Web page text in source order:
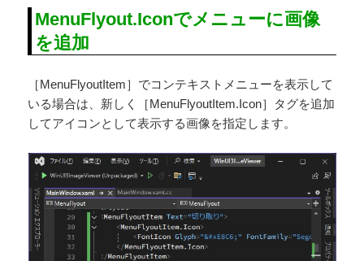
MenuFlyout.Iconでメニューに画像
を追加
［MenuFlyoutItem］でコンテキストメニューを表示して
いる場合は、新しく［MenuFlyoutItem.Icon］タグを追加
してアイコンとして表示する画像を指定します。